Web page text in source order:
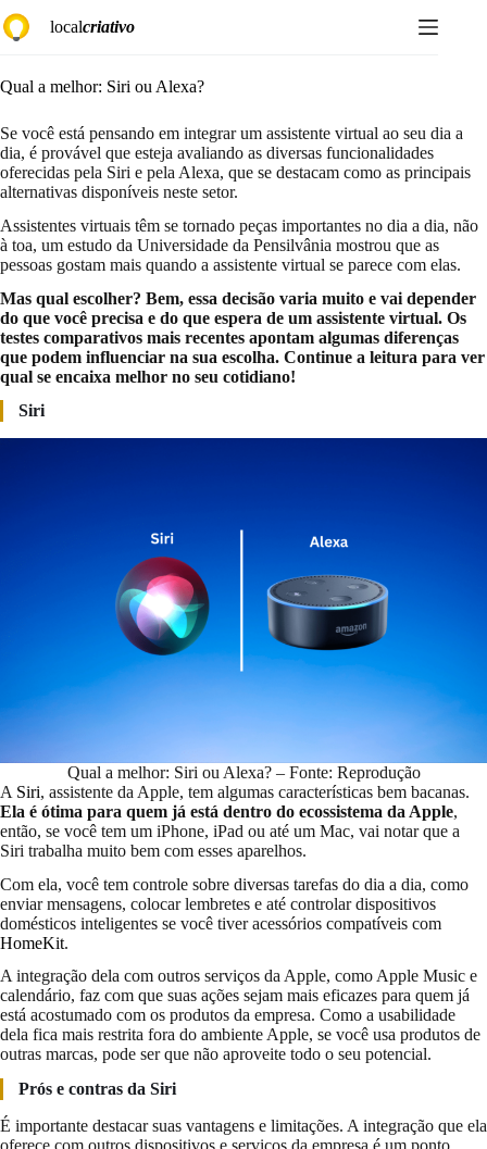
para
localcriativo
Qual a melhor: Siri ou Alexa?
Se você está pensando em integrar um assistente virtual ao seu dia a
dia, é provável que esteja avaliando as diversas funcionalidades
oferecidas pela Siri e pela Alexa, que se destacam como as principais
alternativas disponíveis neste setor.
Assistentes virtuais têm se tornado peças importantes no dia a dia, não
à toa, um estudo da Universidade da Pensilvânia mostrou que as
pessoas gostam mais quando a assistente virtual se parece com elas.
Mas qual escolher? Bem, essa decisão varia muito e vai depender
do que você precisa e do que espera de um assistente virtual. Os
testes comparativos mais recentes apontam algumas diferenças
que podem influenciar na sua escolha. Continue a leitura para ver
qual se encaixa melhor no seu cotidiano!
Siri
Qual a melhor: Siri ou Alexa? – Fonte: Reprodução
A Siri, assistente da Apple, tem algumas características bem bacanas.
Ela é ótima para quem já está dentro do ecossistema da Apple,
então, se você tem um iPhone, iPad ou até um Mac, vai notar que a
Siri trabalha muito bem com esses aparelhos.
Com ela, você tem controle sobre diversas tarefas do dia a dia, como
enviar mensagens, colocar lembretes e até controlar dispositivos
domésticos inteligentes se você tiver acessórios compatíveis com
HomeKit.
A integração dela com outros serviços da Apple, como Apple Music e
calendário, faz com que suas ações sejam mais eficazes para quem já
está acostumado com os produtos da empresa. Como a usabilidade
dela fica mais restrita fora do ambiente Apple, se você usa produtos de
outras marcas, pode ser que não aproveite todo o seu potencial.
Prós e contras da Siri
É importante destacar suas vantagens e limitações. A integração que ela
oferece com outros dispositivos e serviços da empresa é um ponto